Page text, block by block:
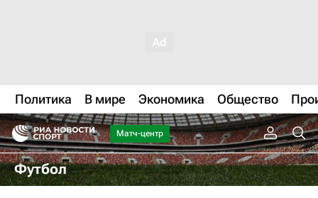
Политика В мире Экономика Общество
Матч-центр
Футбол